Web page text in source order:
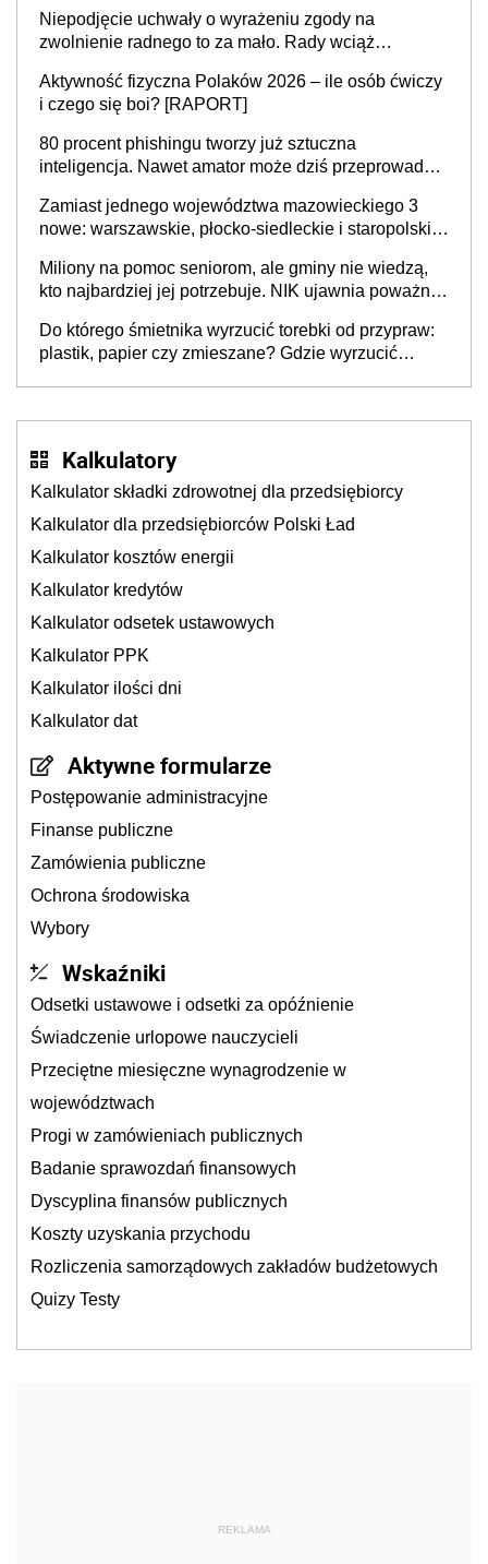
Niepodjęcie uchwały o wyrażeniu zgody na
zwolnienie radnego to za mało. Rady wciąż
sprawy
Aktywność fizyczna Polaków 2026 – ile osób ćwiczy
i czego się boi? [RAPORT]
80 procent phishingu tworzy już sztuczna
inteligencja. Nawet amator może dziś przeprowadzić
Zamiast jednego województwa mazowieckiego 3
nowe: warszawskie, płocko-siedleckie i staropolskie.
stołecznych
Miliony na pomoc seniorom, ale gminy nie wiedzą,
kto najbardziej jej potrzebuje. NIK ujawnia poważną
Do którego śmietnika wyrzucić torebki od przypraw:
plastik, papier czy zmieszane? Gdzie wyrzucić
Kalkulatory
Kalkulator składki zdrowotnej dla przedsiębiorcy
Kalkulator dla przedsiębiorców Polski Ład
Kalkulator kosztów energii
Kalkulator kredytów
Kalkulator odsetek ustawowych
Kalkulator PPK
Kalkulator ilości dni
Kalkulator dat
Aktywne formularze
Postępowanie administracyjne
Finanse publiczne
Zamówienia publiczne
Ochrona środowiska
Wybory
Wskaźniki
Odsetki ustawowe i odsetki za opóźnienie
Świadczenie urlopowe nauczycieli
Przeciętne miesięczne wynagrodzenie w
województwach
Progi w zamówieniach publicznych
Badanie sprawozdań finansowych
Dyscyplina finansów publicznych
Koszty uzyskania przychodu
Rozliczenia samorządowych zakładów budżetowych
Quizy Testy
REKLAMA